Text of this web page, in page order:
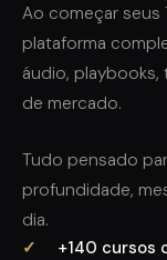
Ao começar seus
plataforma
áudio, playbooks,
de mercado.
Tudo pensado
profundidade,
dia.
✓
+140 cursos